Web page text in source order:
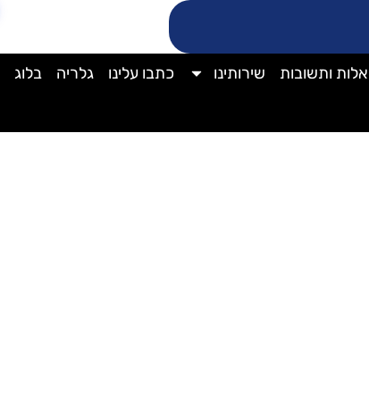
ותשובות שירותינו כתבו עלינו גלריה בלוג